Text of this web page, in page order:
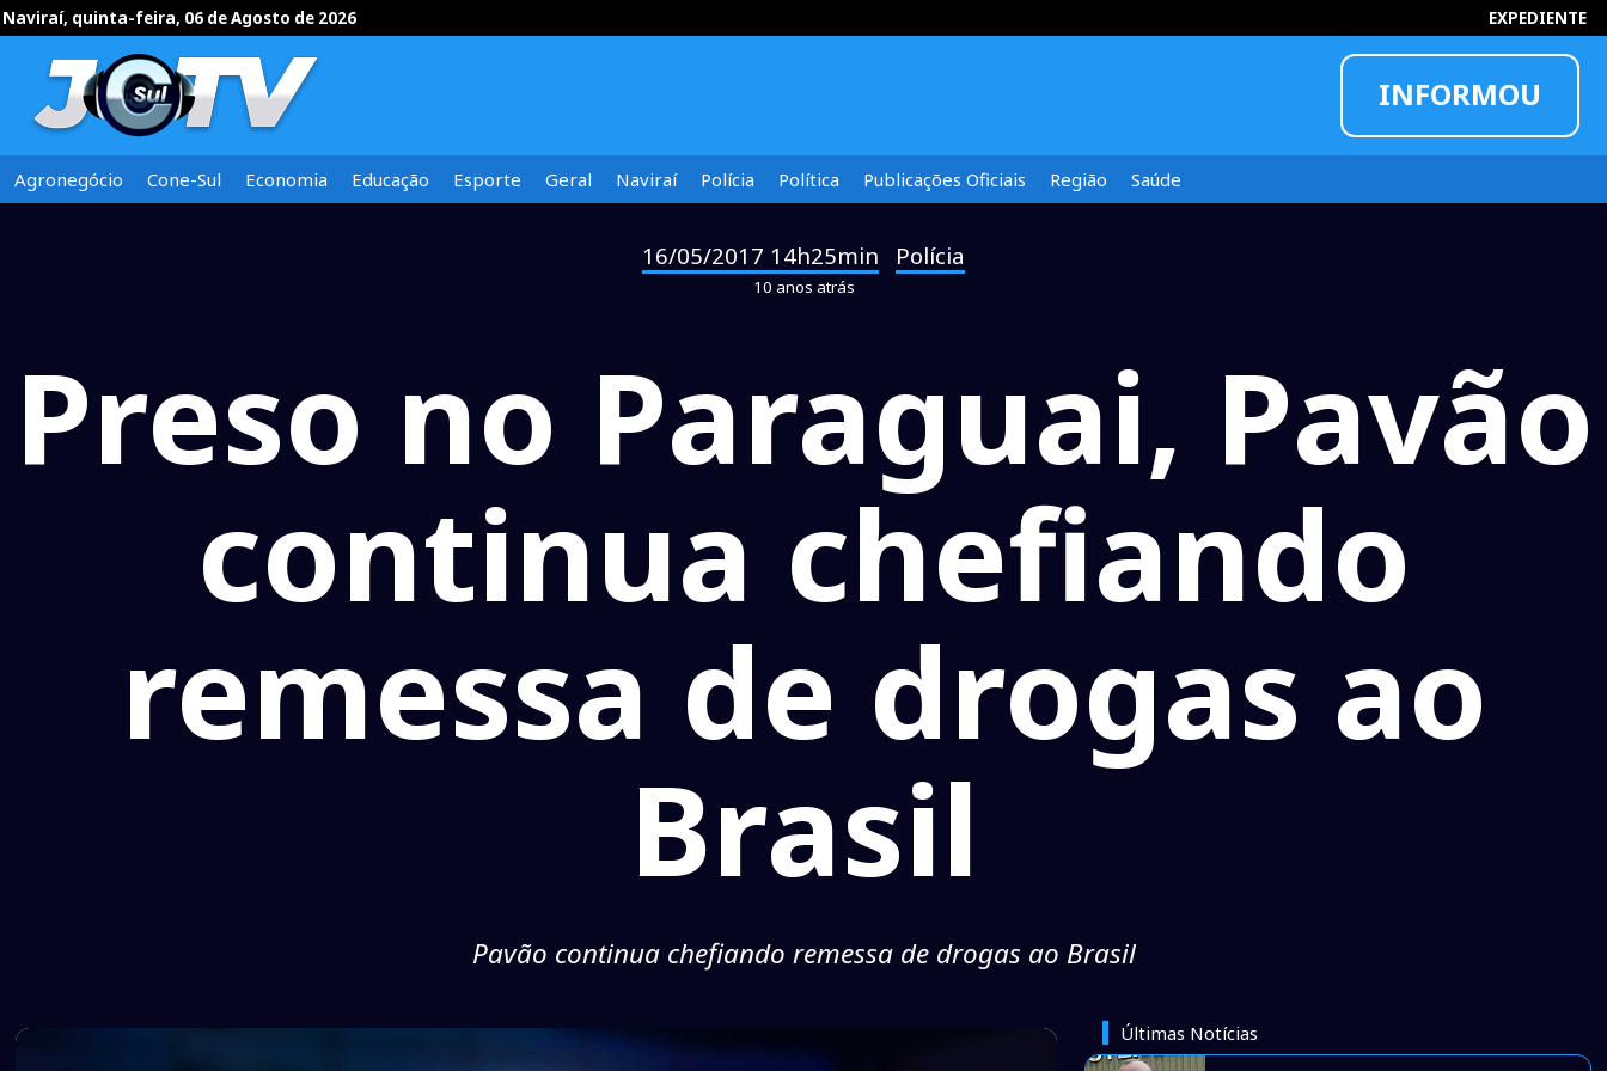
Naviraí, quinta-feira, 06 de Agosto de 2026 EXPEDIENTE
INFORMOU
Agronegócio Cone-Sul Economia Educação Esporte Geral Naviraí Polícia Política Publicações Oficiais Região Saúde
16/05/2017 14h25min Polícia
10 anos atrás
Preso no Paraguai, Pavão
continua chefiando
remessa de drogas ao
Brasil
Pavão continua chefiando remessa de drogas ao Brasil
Últimas Notícias